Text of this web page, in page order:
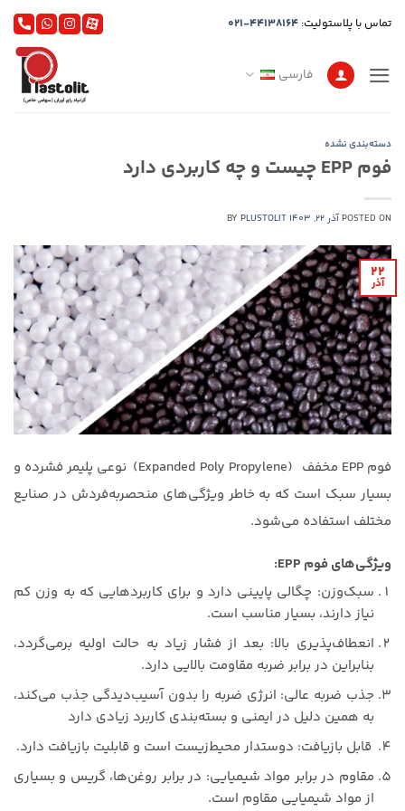
تماس با پلاستولیت: 021-44138164
فارسی
دسته‌بندی نشده
فوم EPP چیست و چه کاربردی دارد
POSTED ONآذر 22, 1403 BY PLUSTOLIT
22
آذر
فوم EPP مخفف (Expanded Poly Propylene) نوعی پلیمر فشرده و
بسیار سبک است که به خاطر ویژگی‌های منحصربه‌فردش در صنایع
مختلف استفاده می‌شود.
ویژگی‌های فوم EPP:
سبک‌وزن: چگالی پایینی دارد و برای کاربردهایی که به وزن کم
نیاز دارند، بسیار مناسب است.
انعطاف‌پذیری بالا: بعد از فشار زیاد به حالت اولیه برمی‌گردد،
بنابراین در برابر ضربه مقاومت بالایی دارد.
جذب ضربه عالی: انرژی ضربه را بدون آسیب‌دیدگی جذب می‌کند،
به همین دلیل در ایمنی و بسته‌بندی کاربرد زیادی دارد
قابل بازیافت: دوستدار محیط‌زیست است و قابلیت بازیافت دارد.
مقاوم در برابر مواد شیمیایی: در برابر روغن‌ها، گریس و بسیاری
از مواد شیمیایی مقاوم است.